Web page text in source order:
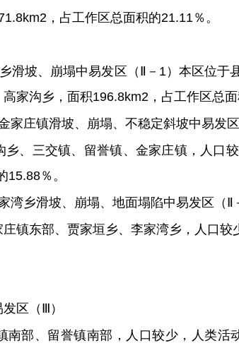
2 ， 占工作区总面积的21.11％。
滑坡、崩塌中易发区（Ⅱ －1）本区位于
家沟乡，面积196.8km2 ，占工作区总
家庄镇滑坡、崩塌、不稳定斜坡中易发区
、三交镇、留誉镇、金家庄镇，人口
15.88％。
湾乡滑坡、崩塌、地面塌陷中易发区（Ⅱ
庄镇东部、贾家垣乡、李家湾乡，人口较
区（Ⅲ）
南部、留誉镇南部，人口较少，人类活